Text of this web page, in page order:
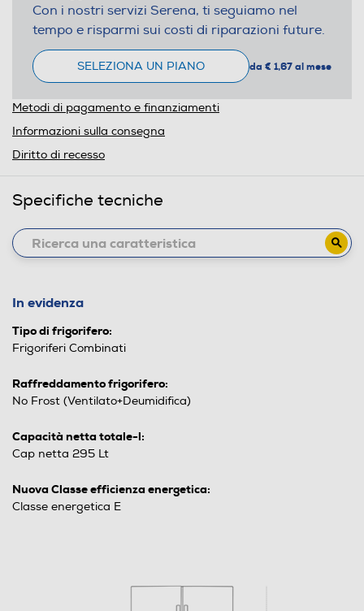
Con i nostri servizi Serena, ti seguiamo nel
tempo e risparmi sui costi di riparazioni future.
SELEZIONA UN PIANO da € 1,67 al mese
Metodi di pagamento e finanziamenti
Informazioni sulla consegna
Diritto di recesso
Specifiche tecniche
In evidenza
Tipo di frigorifero:
Frigoriferi Combinati
Raffreddamento frigorifero:
No Frost (Ventilato+Deumidifica)
Capacità netta totale-l:
Cap netta 295 Lt
Nuova Classe efficienza energetica:
Classe energetica E